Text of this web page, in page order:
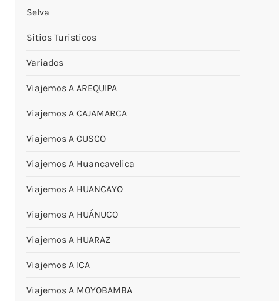
Selva
Sitios Turisticos
Variados
Viajemos A AREQUIPA
Viajemos A CAJAMARCA
Viajemos A CUSCO
Viajemos A Huancavelica
Viajemos A HUANCAYO
Viajemos A HUÁNUCO
Viajemos A HUARAZ
Viajemos A ICA
Viajemos A MOYOBAMBA